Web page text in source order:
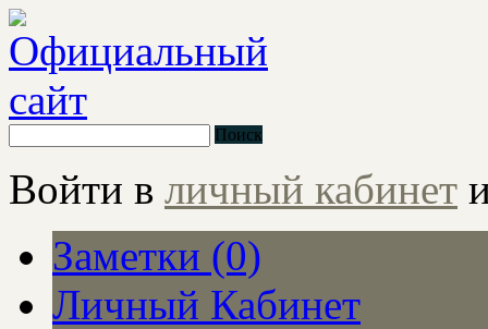
Поиск
Войти в личный кабинет
Заметки (0)
Личный Кабинет